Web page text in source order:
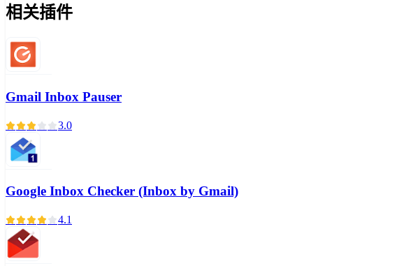
相关插件
Gmail Inbox Pauser
3.0
Google Inbox Checker (Inbox by Gmail)
4.1